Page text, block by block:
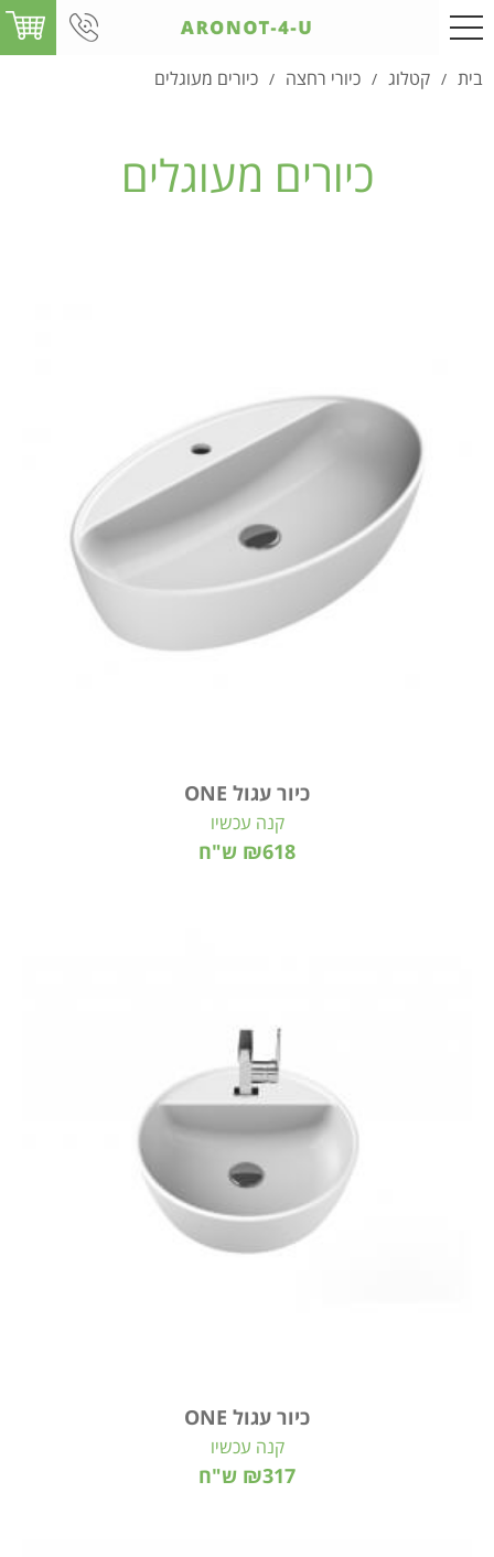
בית / קטלוג / כיורי רחצה / כיורים מעוגלים
כיורים מעוגלים
כיור עגול ONE
₪618 ש"ח
קנה עכשיו
כיור עגול ONE
₪317 ש"ח
קנה עכשיו